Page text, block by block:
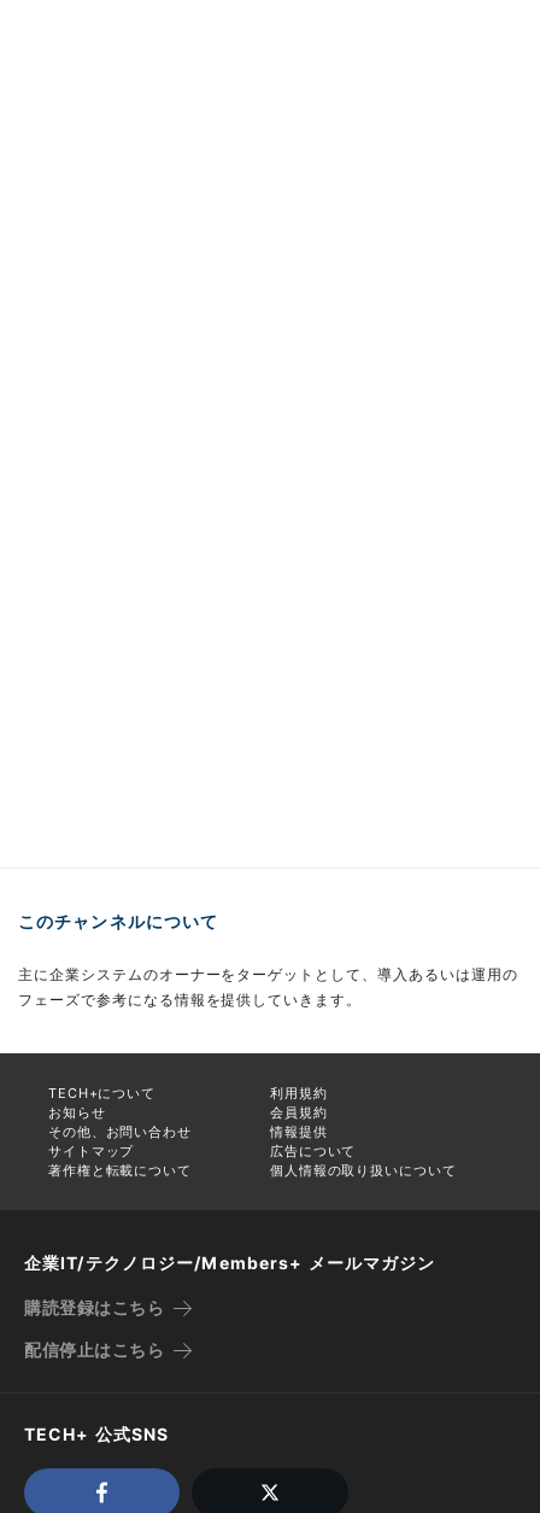
このチャンネルについて
主に企業システムのオーナーをターゲットとして、導入あるいは運用の
フェーズで参考になる情報を提供していきます。
TECH+について
利用規約
お知らせ
会員規約
その他、お問い合わせ
情報提供
サイトマップ
広告について
著作権と転載について
個人情報の取り扱いについて
企業IT/テクノロジー/Members+ メールマガジン
購読登録はこちら
配信停止はこちら
TECH+ 公式SNS